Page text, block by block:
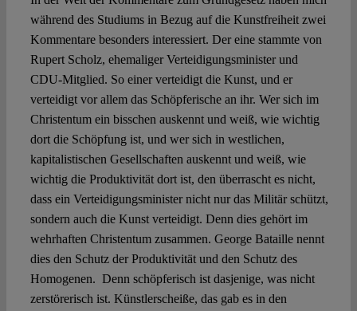
während des Studiums in Bezug auf die Kunstfreiheit zwei
Kommentare besonders interessiert. Der eine stammte von
Rupert Scholz, ehemaliger Verteidigungsminister und
CDU-Mitglied. So einer verteidigt die Kunst, und er
verteidigt vor allem das Schöpferische an ihr. Wer sich im
Christentum ein bisschen auskennt und weiß, wie wichtig
dort die Schöpfung ist, und wer sich in westlichen,
kapitalistischen Gesellschaften auskennt und weiß, wie
wichtig die Produktivität dort ist, den überrascht es nicht,
dass ein Verteidigungsminister nicht nur das Militär schützt,
sondern auch die Kunst verteidigt. Denn dies gehört im
wehrhaften Christentum zusammen. George Bataille nennt
dies den Schutz der Produktivität und den Schutz des
Homogenen. Denn schöpferisch ist dasjenige, was nicht
zerstörerisch ist. Künstlerscheiße, das gab es in den